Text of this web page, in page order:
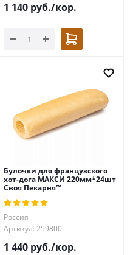
1 140 руб./кор.
Булочки для французского
хот-дога МАКСИ 220мм*24шт
Своя Пекарня™
Россия
Артикул: 259800
1 440 руб./кор.